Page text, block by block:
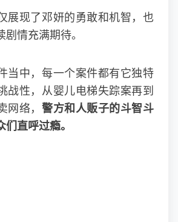
展现了邓妍的勇敢和机智，也
情充满期待。
当中，每一个案件都有它独特
战性，从婴儿电梯失踪案再到
网络， 警方和人贩子的斗智斗
们直呼过瘾。